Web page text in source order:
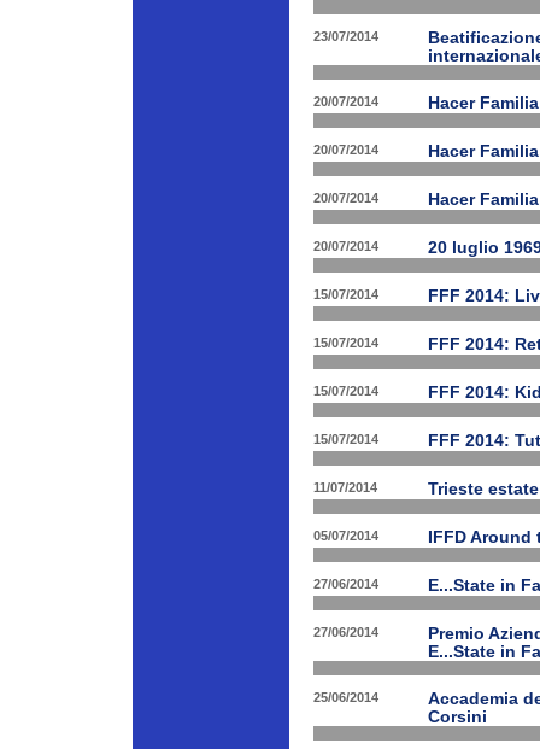
23/07/2014
20/07/2014 Hacer
20/07/2014 Hacer
20/07/2014 Hacer
20/07/2014 20 luglio
15/07/2014 FFF 2014:
15/07/2014 FFF 2014:
15/07/2014 FFF 2014:
15/07/2014 FFF 2014:
11/07/2014 Trieste
05/07/2014 IFFD
27/06/2014 E...State in
27/06/2014
Premio
E...State in
25/06/2014
Accademia
Corsini